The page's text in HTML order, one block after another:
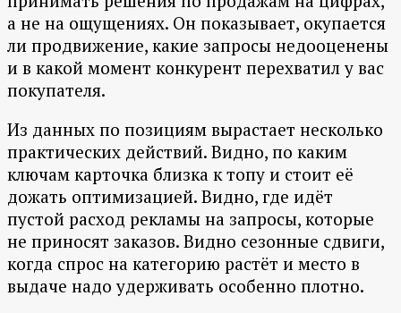
а не на ощущениях. Он показывает, окупается
ли продвижение, какие запросы недооценены
и в какой момент конкурент перехватил у вас
покупателя.
Из данных по позициям вырастает несколько
практических действий. Видно, по каким
ключам карточка близка к топу и стоит её
дожать оптимизацией. Видно, где идёт
пустой расход рекламы на запросы, которые
не приносят заказов. Видно сезонные сдвиги,
когда спрос на категорию растёт и место в
выдаче надо удерживать особенно плотно.